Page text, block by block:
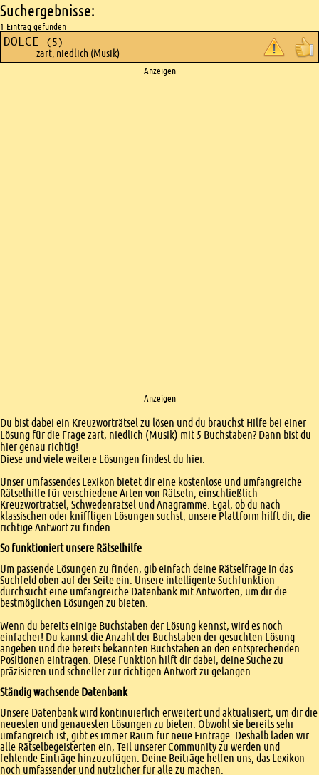
Suchergebnisse:
1 Eintrag gefunden
DOLCE (5)
zart, niedlich (Musik)
Anzeigen
Anzeigen
Einleitung
Du bist dabei ein Kreuzworträtsel zu lösen und du brauchst Hilfe bei einer
Lösung für die Frage zart, niedlich (Musik) mit 5 Buchstaben? Dann bist du
hier genau richtig!
Diese und viele weitere Lösungen findest du hier.
Unser umfassendes Lexikon bietet dir eine kostenlose und umfangreiche
Rätselhilfe für verschiedene Arten von Rätseln, einschließlich
Kreuzworträtsel, Schwedenrätsel und Anagramme. Egal, ob du nach
klassischen oder kniffligen Lösungen suchst, unsere Plattform hilft dir, die
richtige Antwort zu finden.
So funktioniert unsere Rätselhilfe
Um passende Lösungen zu finden, gib einfach deine Rätselfrage in das
Suchfeld oben auf der Seite ein. Unsere intelligente Suchfunktion
durchsucht eine umfangreiche Datenbank mit Antworten, um dir die
bestmöglichen Lösungen zu bieten.
Wenn du bereits einige Buchstaben der Lösung kennst, wird es noch
einfacher! Du kannst die Anzahl der Buchstaben der gesuchten Lösung
angeben und die bereits bekannten Buchstaben an den entsprechenden
Positionen eintragen. Diese Funktion hilft dir dabei, deine Suche zu
präzisieren und schneller zur richtigen Antwort zu gelangen.
Ständig wachsende Datenbank
Unsere Datenbank wird kontinuierlich erweitert und aktualisiert, um dir die
neuesten und genauesten Lösungen zu bieten. Obwohl sie bereits sehr
umfangreich ist, gibt es immer Raum für neue Einträge. Deshalb laden wir
alle Rätselbegeisterten ein, Teil unserer Community zu werden und
fehlende Einträge hinzuzufügen. Deine Beiträge helfen uns, das Lexikon
noch umfassender und nützlicher für alle zu machen.